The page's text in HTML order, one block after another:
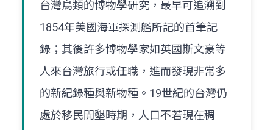
台灣鳥類的博物學研究，最早可追溯到
1854年美國海軍探測艦所記的首筆記
錄；其後許多博物學家如英國斯文豪等
人來台灣旅行或任職，進而發現非常多
的新紀錄種與新物種。19世紀的台灣仍
處於移民開墾時期，人口不若現在稠